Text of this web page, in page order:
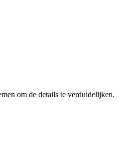
om de details te verduidelijken.